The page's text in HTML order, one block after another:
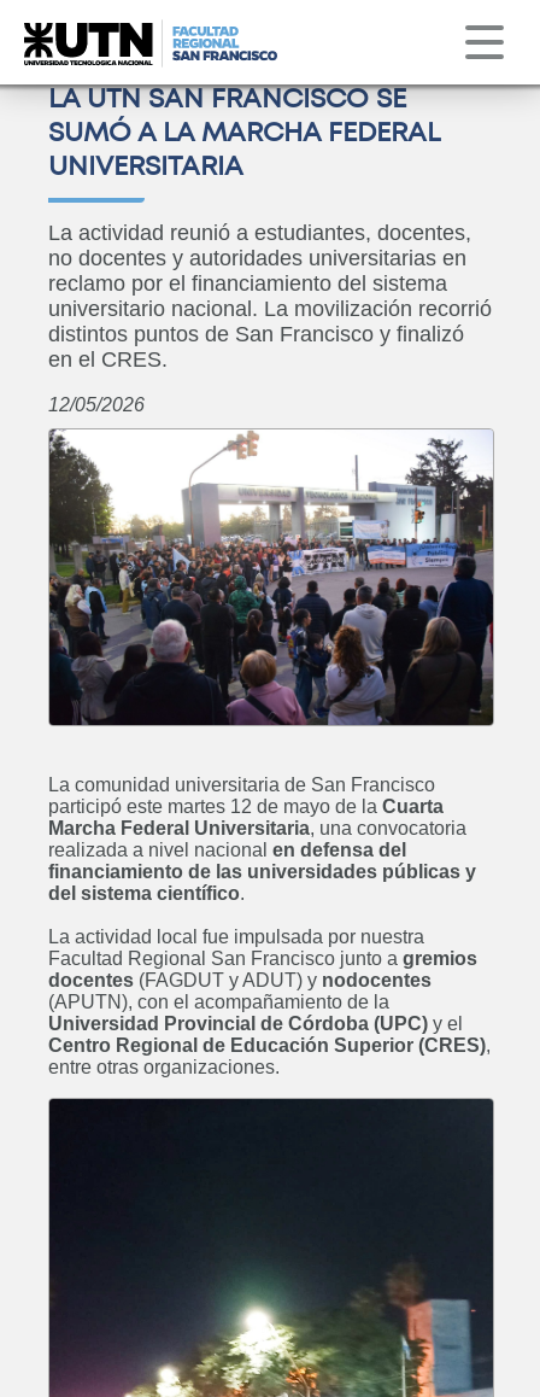
Institucional Obs. Astronómico
LA UTN SAN FRANCISCO SE
SUMÓ A LA MARCHA FEDERAL
UNIVERSITARIA
La actividad reunió a estudiantes, docentes,
no docentes y autoridades universitarias en
reclamo por el financiamiento del sistema
universitario nacional. La movilización recorrió
distintos puntos de San Francisco y finalizó
en el CRES.
12/05/2026
La comunidad universitaria de San Francisco
participó este martes 12 de mayo de la Cuarta
Marcha Federal Universitaria, una convocatoria
realizada a nivel nacional en defensa del
financiamiento de las universidades públicas y
del sistema científico.
La actividad local fue impulsada por nuestra
Facultad Regional San Francisco junto a gremios
docentes (FAGDUT y ADUT) y nodocentes
(APUTN), con el acompañamiento de la
Universidad Provincial de Córdoba (UPC) y el
Centro Regional de Educación Superior (CRES),
entre otras organizaciones.